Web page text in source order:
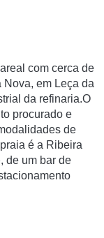
com cerca de
em Leça da
da refinaria.O
procurado e
de
é a Ribeira
de um bar de